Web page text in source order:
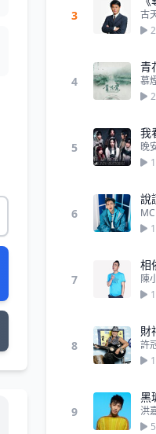
3
古
4
青
慕
5
晚
6
說
7
相
陳
8
財
許
9
黑
洪